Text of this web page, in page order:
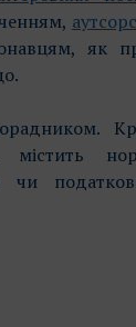
як
містить
чи